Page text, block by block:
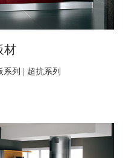
材
列 | 超抗系列